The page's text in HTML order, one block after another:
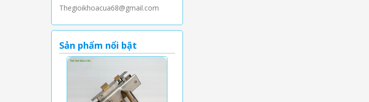
Thegioikhoacua68@gmail.com
Sản phẩm nổi bật